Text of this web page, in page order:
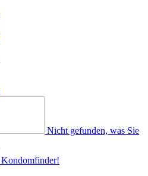
Nicht gefunden, was Sie
Kondomfinder!